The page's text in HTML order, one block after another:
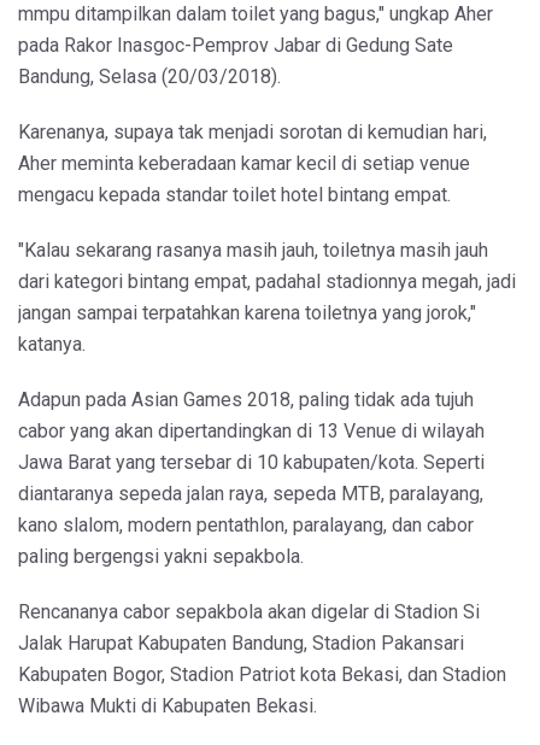
mmpu ditampilkan dalam toilet yang bagus," ungkap Aher
pada Rakor Inasgoc-Pemprov Jabar di Gedung Sate
Bandung, Selasa (20/03/2018).
Karenanya, supaya tak menjadi sorotan di kemudian hari,
Aher meminta keberadaan kamar kecil di setiap venue
mengacu kepada standar toilet hotel bintang empat.
"Kalau sekarang rasanya masih jauh, toiletnya masih jauh
dari kategori bintang empat, padahal stadionnya megah, jadi
jangan sampai terpatahkan karena toiletnya yang jorok,"
katanya.
Adapun pada Asian Games 2018, paling tidak ada tujuh
cabor yang akan dipertandingkan di 13 Venue di wilayah
Jawa Barat yang tersebar di 10 kabupaten/kota. Seperti
diantaranya sepeda jalan raya, sepeda MTB, paralayang,
kano slalom, modern pentathlon, paralayang, dan cabor
paling bergengsi yakni sepakbola.
Rencananya cabor sepakbola akan digelar di Stadion Si
Jalak Harupat Kabupaten Bandung, Stadion Pakansari
Kabupaten Bogor, Stadion Patriot kota Bekasi, dan Stadion
Wibawa Mukti di Kabupaten Bekasi.